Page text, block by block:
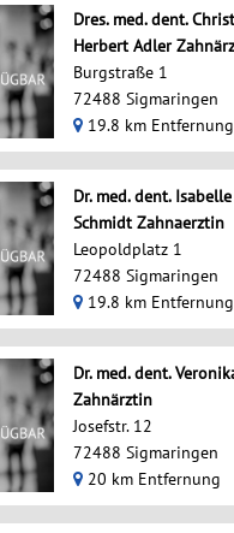
Dres. med. dent.
Herbert Adler
Burgstraße 1
72488 Sigmaringen
19.8 km Entfernung
Dr. med. dent.
Schmidt Zahnaerztin
Leopoldplatz 1
72488 Sigmaringen
19.8 km Entfernung
Dr. med. dent.
Zahnärztin
Josefstr. 12
72488 Sigmaringen
20 km Entfernung